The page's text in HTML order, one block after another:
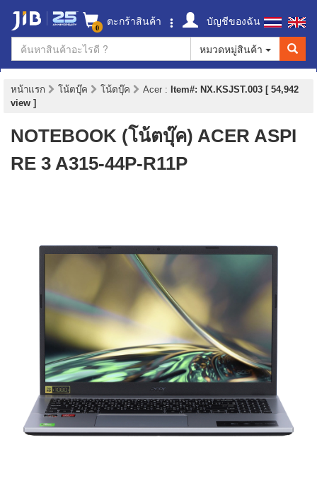
0 ตะกร้าสินค้า
บัญชีของฉัน
หมวดหมู่สินค้า
หน้าแรก โน้ตบุ๊ค โน้ตบุ๊ค Acer : Item#: NX.KSJST.003 [ 54,942
view ]
NOTEBOOK (โน้ตบุ๊ค) ACER ASPI
RE 3 A315-44P-R11P